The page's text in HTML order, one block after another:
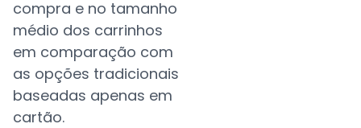
compra e no tamanho
médio dos carrinhos
em comparação com
as opções tradicionais
baseadas apenas em
cartão.